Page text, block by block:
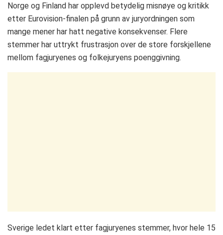
Norge og Finland har opplevd betydelig misnøye og kritikk
etter Eurovision-finalen på grunn av juryordningen som
mange mener har hatt negative konsekvenser. Flere
stemmer har uttrykt frustrasjon over de store forskjellene
mellom fagjuryenes og folkejuryens poenggivning.
Sverige ledet klart etter fagjuryenes stemmer, hvor hele 15